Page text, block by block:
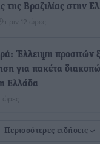
της Βραζιλίας στην
πριν 12 ώρες
Έλλειψη προσιτών
για πακέτα
Ελλάδα
στη Ρόδο για την H
Περισσότερες ειδήσεις